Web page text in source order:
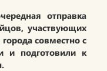
отправка
участвующих
совместно с
и подготовили к